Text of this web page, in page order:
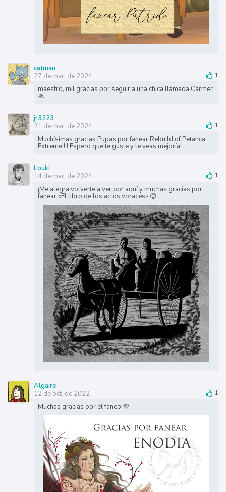
catman
27 de mar. de 2024
1
maestro, mil gracias por seguir a una chica llamada Carmen
🙏
jr3223
21 de mar. de 2024
1
Muchísimas gracias Pupas por fanear Rebuild of Petanca
Extreme!!!! Espero que te guste y le veas mejoría!
Louki
14 de mar. de 2024
1
¡Me alegra volverte a ver por aquí y muchas gracias por
fanear «El libro de los actos voraces» 😊
Algaire
12 de oct. de 2022
1
Muchas gracias por el faneo!💜